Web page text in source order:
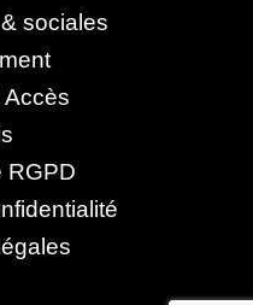
& sociales
Accès
RGPD